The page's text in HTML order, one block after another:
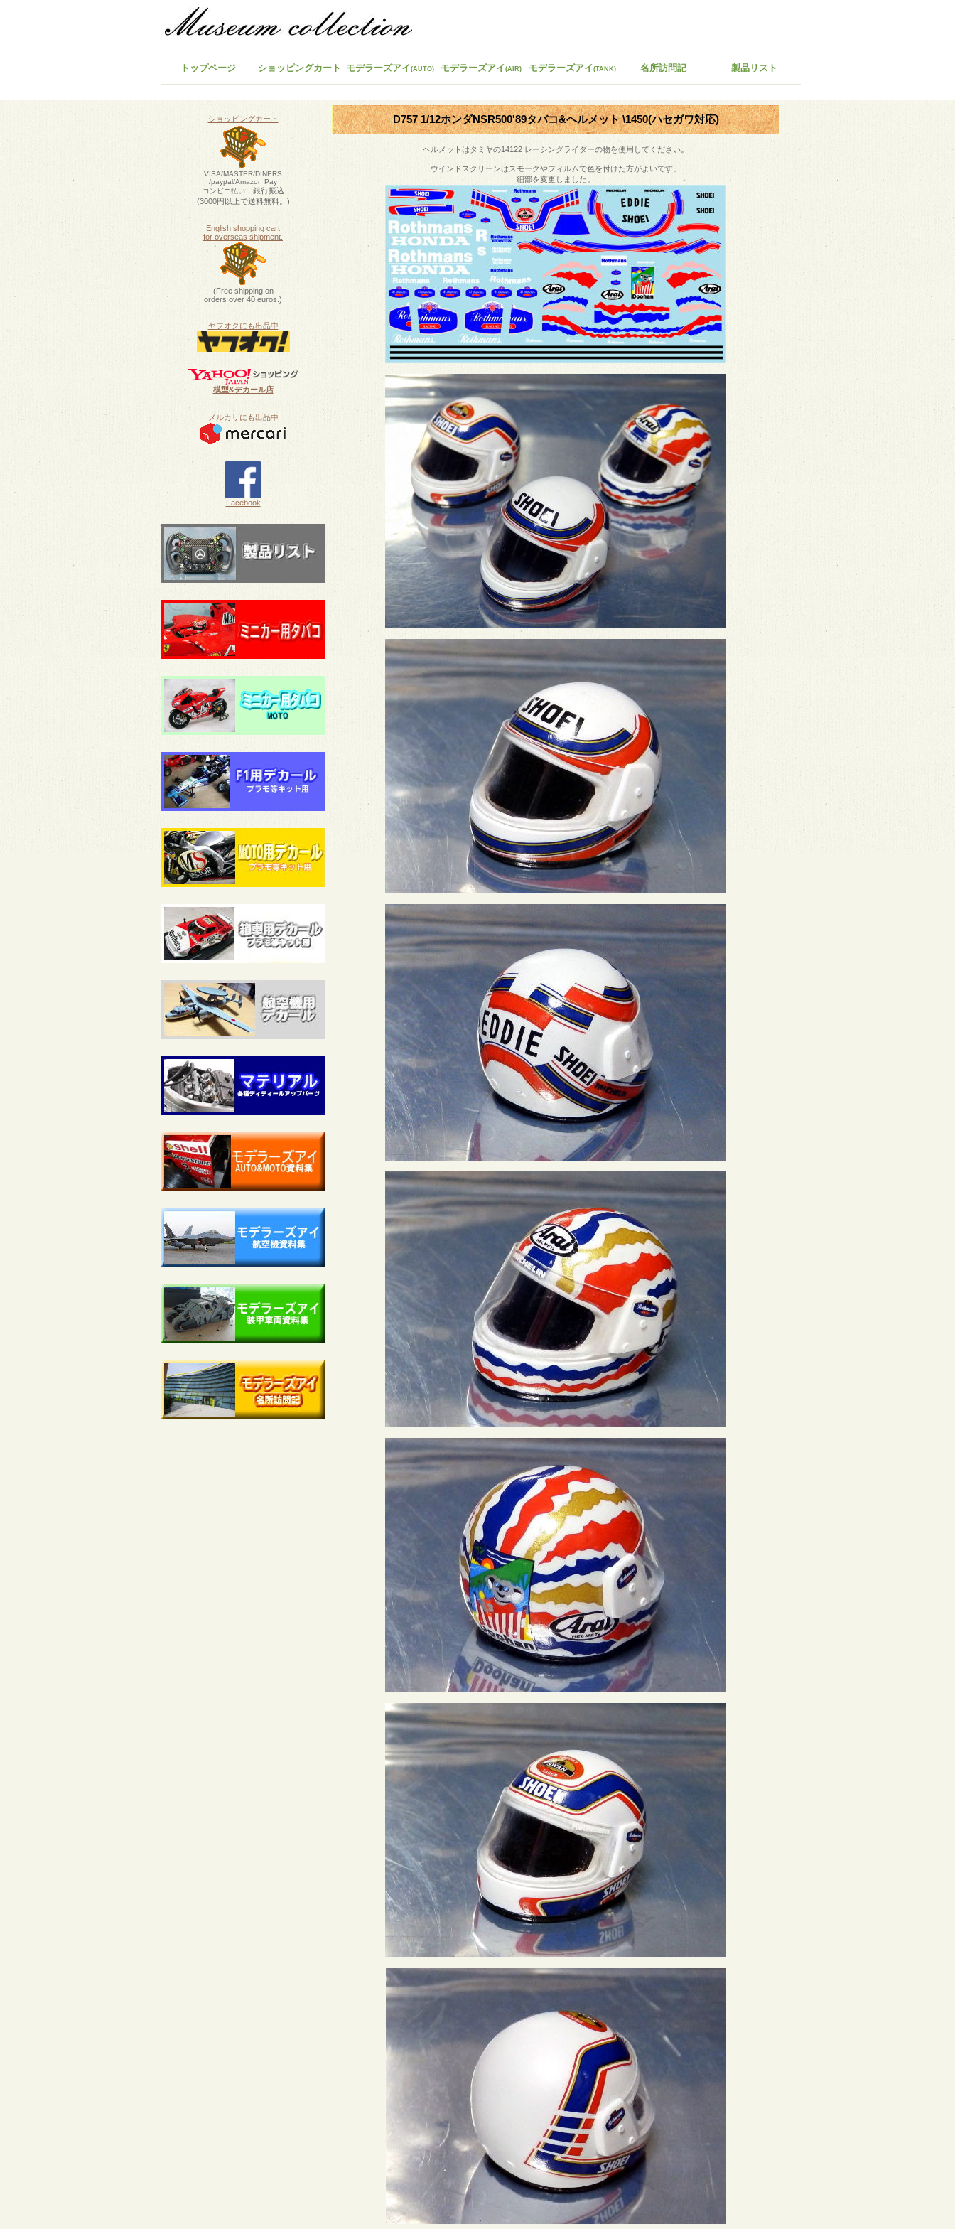
D757 1/12ホンダNSR500'89タバコ&ヘルメット \1450(ハセガワ対応)
ヘルメットはタミヤの14122 レーシングライダーの物を使用してください。
ウインドスクリーンはスモークやフィルムで色を付けた方がよいです。
細部を変更しました。
トップページ ショッピングカート モデラーズアイ(AUTO) モデラーズアイ(AIR) モデラーズアイ(TANK) 名所訪問記 製品リスト
ショッピングカート
VISA/MASTER/DINERS
/paypal/Amazon Pay
コンビニ払い，銀行振込
(3000円以上で送料無料。)
English shopping cart
for overseas shipment.
(Free shipping on
orders over 40 euros.)
ヤフオクにも出品中
模型&デカール店
メルカリにも出品中
Facebook